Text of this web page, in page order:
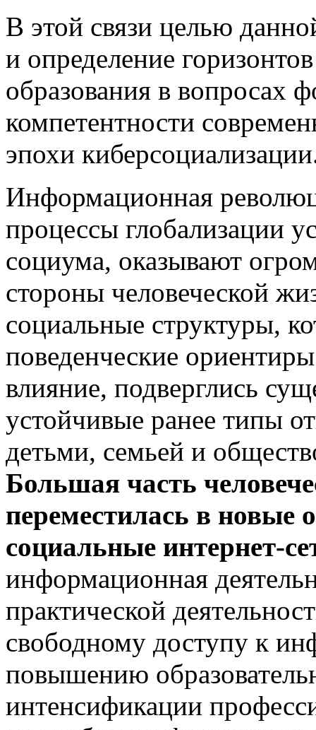
В этой связи целью
и определение
образования в вопросах
компетентности
эпохи
Информационная
процессы глобализации
социума, оказывают
стороны человеческой
социальные структуры,
поведенческие
влияние, подверглись
устойчивые ранее типы
детьми, семьей и
Большая часть
переместилась в новые
социальные интернет-
информационная
практической
свободному доступу к
повышению
интенсификации